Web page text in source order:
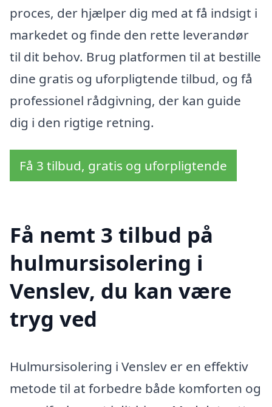
proces, der hjælper dig med at få indsigt i
markedet og finde den rette leverandør
til dit behov. Brug platformen til at bestille
dine gratis og uforpligtende tilbud, og få
professionel rådgivning, der kan guide
dig i den rigtige retning.
Få 3 tilbud, gratis og uforpligtende
Få nemt 3 tilbud på
hulmursisolering i
Venslev, du kan være
tryg ved
Hulmursisolering i Venslev er en effektiv
metode til at forbedre både komforten og